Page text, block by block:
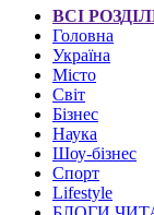
ВСІ
Головна
Україна
Місто
Світ
Бізнес
Наука
Шоу-бізнес
Спорт
Lifestyle